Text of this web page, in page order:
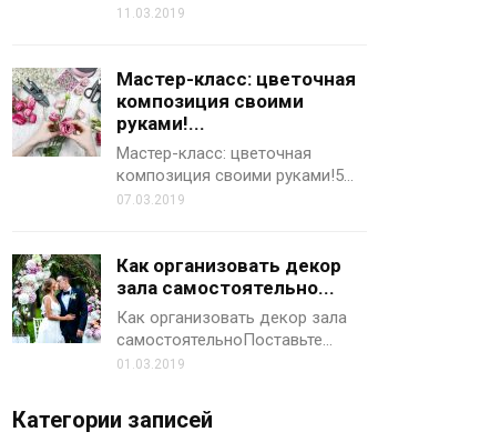
11.03.2019
Мастер-класс: цветочная
композиция своими
руками!...
Мастер-класс: цветочная
композиция своими руками!5…
07.03.2019
Как организовать декор
зала самостоятельно...
Как организовать декор зала
самостоятельноПоставьте…
01.03.2019
Категории записей